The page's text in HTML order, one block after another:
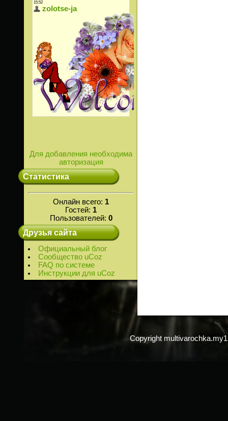
Для добавления необходима
авторизация
Статистика
Онлайн всего: 1
Гостей: 1
Пользователей: 0
Друзья сайта
Официальный блог
Сообщество uCoz
FAQ по системе
Инструкции для uCoz
Copyright